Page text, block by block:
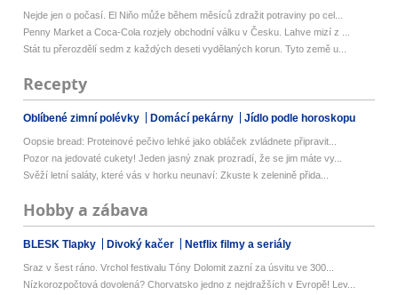
Nejde jen o počasí. El Niňo může během měsíců zdražit potraviny po cel...
Penny Market a Coca-Cola rozjely obchodní válku v Česku. Lahve mizí z ...
Stát tu přerozdělí sedm z každých deseti vydělaných korun. Tyto země u...
Recepty
Oblíbené zimní polévky Domácí pekárny Jídlo podle horoskopu
Oopsie bread: Proteinové pečivo lehké jako obláček zvládnete připravit...
Pozor na jedovaté cukety! Jeden jasný znak prozradí, že se jim máte vy...
Svěží letní saláty, které vás v horku neunaví: Zkuste k zelenině přida...
Hobby a zábava
BLESK Tlapky Divoký kačer Netflix filmy a seriály
Sraz v šest ráno. Vrchol festivalu Tóny Dolomit zazní za úsvitu ve 300...
Nízkorozpočtová dovolená? Chorvatsko jedno z nejdražších v Evropě! Lev...